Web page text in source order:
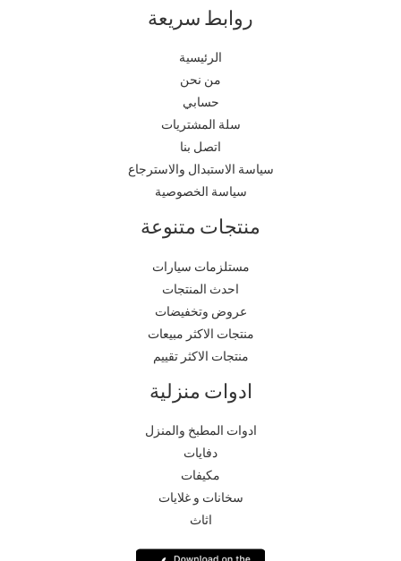
روابط سريعة
الرئيسية
من نحن
حسابي
سلة المشتريات
اتصل بنا
سياسة الاستبدال والاسترجاع
سياسة الخصوصية
منتجات متنوعة
مستلزمات سيارات
احدث المنتجات
عروض وتخفيضات
منتجات الاكثر مبيعات
منتجات الاكثر تقييم
ادوات منزلية
ادوات المطبخ والمنزل
دفايات
مكيفات
سخانات و غلايات
اثاث